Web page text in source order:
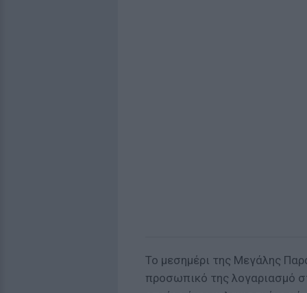
Το μεσημέρι της Μεγάλης
προσωπικό της λογαριασμό